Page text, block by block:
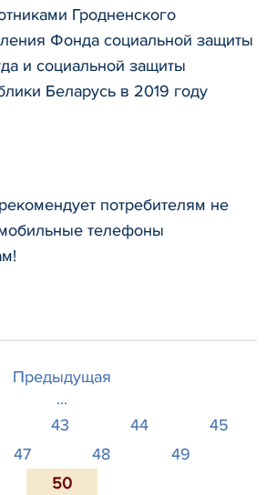
Гродненского
Фонда социальной защиты
и социальной защиты
Беларусь в 2019 году
потребителям не
телефоны
Предыдущая
...
43 44
45
47 48
49
50